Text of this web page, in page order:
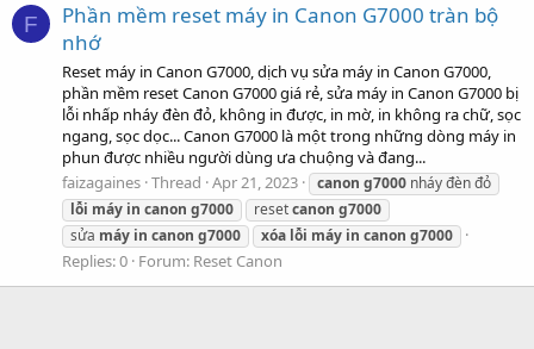
F
Phần mềm reset máy in Canon G7000 tràn bộ
nhớ
Reset máy in Canon G7000, dịch vụ sửa máy in Canon G7000,
phần mềm reset Canon G7000 giá rẻ, sửa máy in Canon G7000 bị
lỗi nhấp nháy đèn đỏ, không in được, in mờ, in không ra chữ, sọc
ngang, sọc dọc... Canon G7000 là một trong những dòng máy in
phun được nhiều người dùng ưa chuộng và đang...
faizagaines Thread Apr 21, 2023 canon g7000 nháy đèn đỏ
lỗi máy in canon g7000 resetcanon g7000
sửa máy in canon g7000 xóa lỗi máy in canon g7000
Replies: 0 Forum: Reset Canon